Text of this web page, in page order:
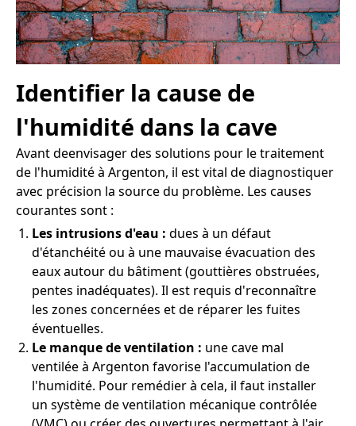
Identifier la cause de
l'humidité dans la cave
Avant deenvisager des solutions pour le traitement
de l'humidité à Argenton, il est vital de diagnostiquer
avec précision la source du problème. Les causes
courantes sont :
Les intrusions d'eau : dues à un défaut
d'étanchéité ou à une mauvaise évacuation des
eaux autour du bâtiment (gouttières obstruées,
pentes inadéquates). Il est requis d'reconnaître
les zones concernées et de réparer les fuites
éventuelles.
Le manque de ventilation : une cave mal
ventilée à Argenton favorise l'accumulation de
l'humidité. Pour remédier à cela, il faut installer
un système de ventilation mécanique contrôlée